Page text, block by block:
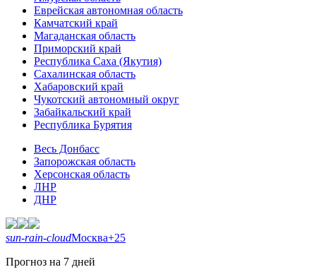
Еврейская автономная область
Камчатский край
Магаданская область
Приморский край
Республика Саха (Якутия)
Сахалинская область
Хабаровский край
Чукотский автономный округ
Забайкальский край
Республика Бурятия
Весь Донбасс
Запорожская область
Херсонская область
ЛНР
ДНР
sun-rain-cloudМосква+25
Прогноз на 7 дней